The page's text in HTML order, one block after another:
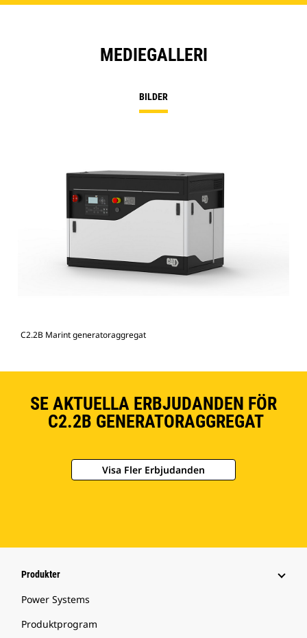
MEDIEGALLERI
BILDER
C2.2B Marint generatoraggregat
SE AKTUELLA ERBJUDANDEN FÖR
C2.2B GENERATORAGGREGAT
Visa Fler Erbjudanden
Produkter
Power Systems
Produktprogram